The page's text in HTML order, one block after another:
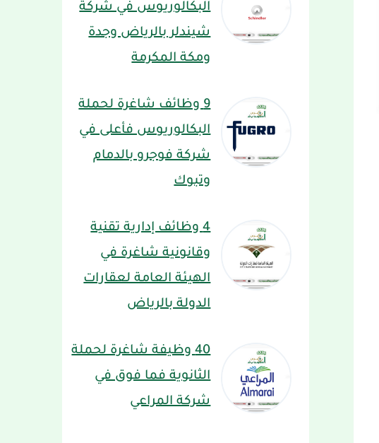
البكالوريوس في شركة
شيندلر بالرياض وجدة
ومكة المكرمة
9 وظائف شاغرة لحملة
البكالوريوس فأعلى في
شركة فوجرو بالدمام
وتبوك
4 وظائف إدارية تقنية
وقانونية شاغرة في
الهيئة العامة لعقارات
الدولة بالرياض
40 وظيفة شاغرة لحملة
الثانوية فما فوق في
شركة المراعي